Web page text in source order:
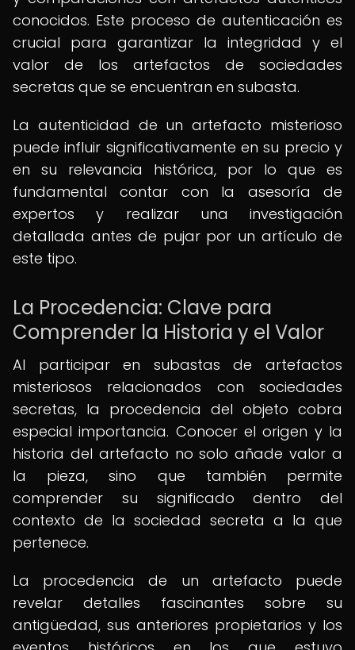
conocidos. Este proceso de autenticación es
crucial para garantizar la integridad y el
valor de los artefactos de sociedades
secretas que se encuentran en subasta.
La autenticidad de un artefacto misterioso
puede influir significativamente en su precio y
en su relevancia histórica, por lo que es
fundamental contar con la asesoría de
expertos y realizar una investigación
detallada antes de pujar por un artículo de
este tipo.
La Procedencia: Clave para
Comprender la Historia y el Valor
Al participar en subastas de artefactos
misteriosos relacionados con sociedades
secretas, la procedencia del objeto cobra
especial importancia. Conocer el origen y la
historia del artefacto no solo añade valor a
la pieza, sino que también permite
comprender su significado dentro del
contexto de la sociedad secreta a la que
pertenece.
La procedencia de un artefacto puede
revelar detalles fascinantes sobre su
antigüedad, sus anteriores propietarios y los